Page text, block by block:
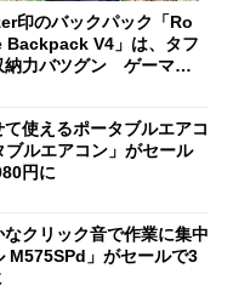
印のバックパック「Ro
Backpack V4」は、タフ
納力バツグン ゲーマー
使えるポータブルエアコ
ルエアコン」がセール
円に
クリック音で作業に集中
M575SPd」がセールで3